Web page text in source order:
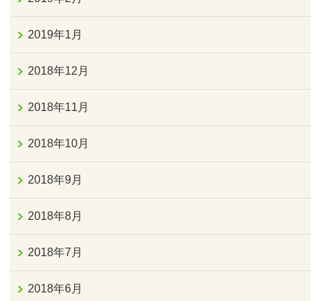
2019年1月
2018年12月
2018年11月
2018年10月
2018年9月
2018年8月
2018年7月
2018年6月